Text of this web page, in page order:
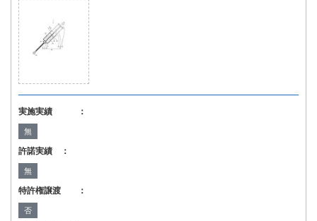
実施実績 ：
無
許諾実績 ：
無
特許権譲渡 ：
否